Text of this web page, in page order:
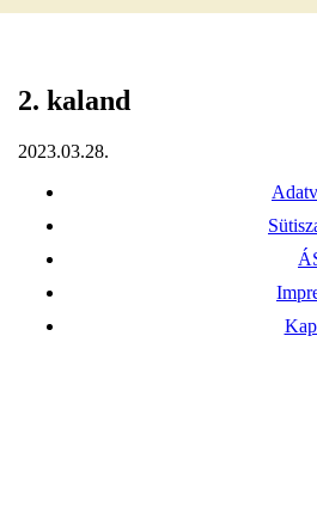
2. kaland
2023.03.28.